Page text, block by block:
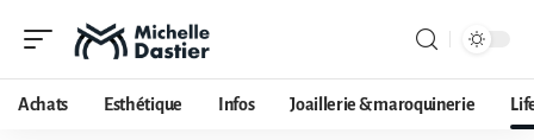
Achats Esthétique Infos Joaillerie & maroquinerie